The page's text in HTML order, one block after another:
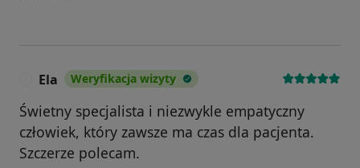
Ela Weryfikacja wizyty
Świetny specjalista i niezwykle empatyczny
człowiek, który zawsze ma czas dla pacjenta.
Szczerze polecam.